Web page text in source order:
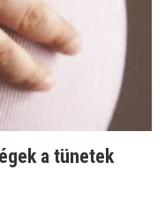
a tünetek